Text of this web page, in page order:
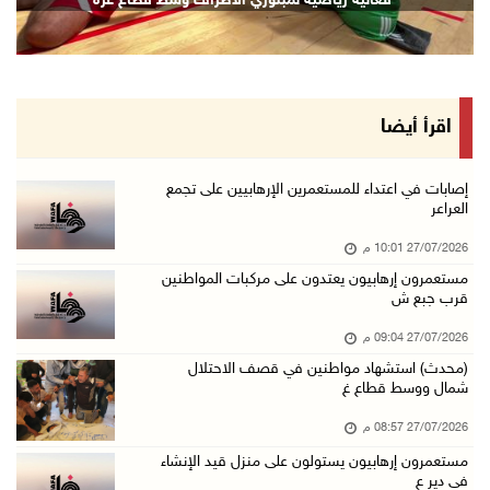
اقرأ أيضا
إصابات في اعتداء للمستعمرين الإرهابيين على تجمع
العراعر
27/07/2026 10:01 م
مستعمرون إرهابيون يعتدون على مركبات المواطنين
قرب جبع ش
27/07/2026 09:04 م
(محدث) استشهاد مواطنين في قصف الاحتلال
شمال ووسط قطاع غ
27/07/2026 08:57 م
مستعمرون إرهابيون يستولون على منزل قيد الإنشاء
في دير ع